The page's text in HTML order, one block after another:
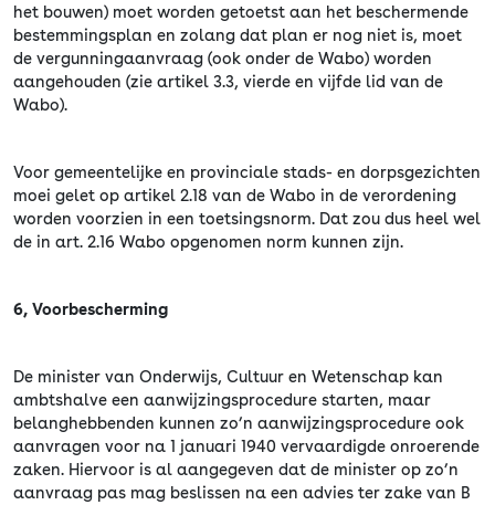
het bouwen) moet worden getoetst aan het beschermende
bestemmingsplan en zolang dat plan er nog niet is, moet
de vergunningaanvraag (ook onder de Wabo) worden
aangehouden (zie artikel 3.3, vierde en vijfde lid van de
Wabo).
Voor gemeentelijke en provinciale stads- en dorpsgezichten
moei gelet op artikel 2.18 van de Wabo in de verordening
worden voorzien in een toetsingsnorm. Dat zou dus heel wel
de in art. 2.16 Wabo opgenomen norm kunnen zijn.
6, Voorbescherming
De minister van Onderwijs, Cultuur en Wetenschap kan
ambtshalve een aanwijzingsprocedure starten, maar
belanghebbenden kunnen zo’n aanwijzingsprocedure ook
aanvragen voor na 1 januari 1940 vervaardigde onroerende
zaken. Hiervoor is al aangegeven dat de minister op zo’n
aanvraag pas mag beslissen na een advies ter zake van B